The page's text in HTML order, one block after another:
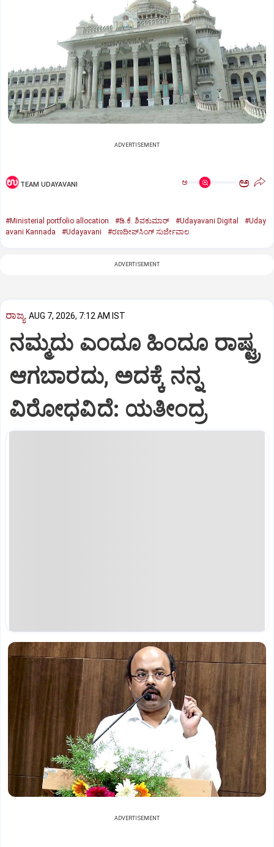
ADVERTISEMENT
TEAM UDAYAVANI ಅ ಅ
#Ministerial portfolio allocation #ಡಿ.ಕೆ. ಶಿವಕುಮಾರ್‌ #Udayavani Digital
#Uday
avani Kannada
#Udayavani #ರಣದೀಪ್‌ಸಿಂಗ್‌ ಸುರ್ಜೇವಾಲ
ADVERTISEMENT
ರಾಜ್ಯ AUG 7, 2026, 7:12 AM IST
ನಮ್ಮದು ಎಂದೂ ಹಿಂದೂ ರಾಷ್ಟ್ರ
ಆಗಬಾರದು, ಅದಕ್ಕೆ ನನ್ನ
ವಿರೋಧವಿದೆ: ಯತೀಂದ್ರ
ADVERTISEMENT